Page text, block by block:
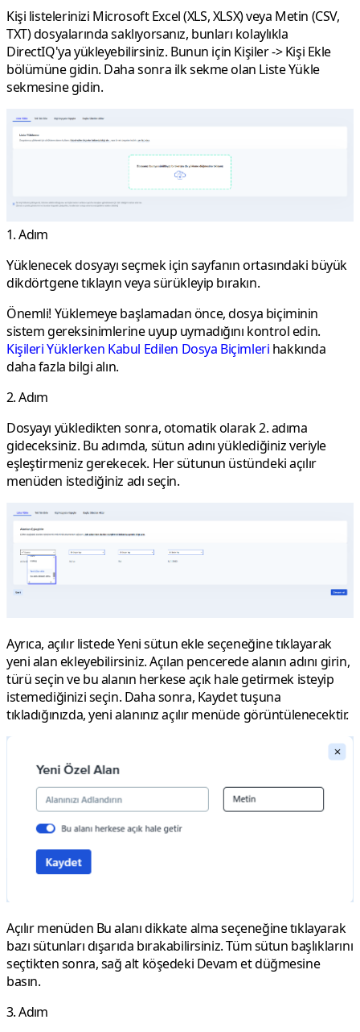
Kişi listelerinizi Microsoft Excel (XLS, XLSX) veya Metin (CSV,
TXT) dosyalarında saklıyorsanız, bunları kolaylıkla
DirectIQ'ya yükleyebilirsiniz. Bunun için Kişiler->Kişi Ekle
bölümüne gidin. Daha sonra ilk sekme olan Liste Yükle
sekmesine gidin.
1. Adım
Yüklenecek dosyayı seçmek için sayfanın ortasındaki büyük
dikdörtgene tıklayın veya sürükleyip bırakın.
Önemli! Yüklemeye başlamadan önce, dosya biçiminin
sistem gereksinimlerine uyup uymadığını kontrol edin.
Kişileri Yüklerken Kabul Edilen Dosya Biçimleri hakkında
daha fazla bilgi alın.
2. Adım
Dosyayı yükledikten sonra, otomatik olarak 2. adıma
gideceksiniz. Bu adımda, sütun adını yüklediğiniz veriyle
eşleştirmeniz gerekecek. Her sütunun üstündeki açılır
menüden istediğiniz adı seçin.
Ayrıca, açılır listedeYeni sütun ekleseçeneğine tıklayarak
yeni alan ekleyebilirsiniz. Açılan pencerede alanın adını girin,
türü seçin ve bu alanın herkese açık hale getirmek isteyip
istemediğinizi seçin. Daha sonra, Kaydettuşuna
tıkladığınızda, yeni alanınız açılır menüde görüntülenecektir.
Açılır menüden Bu alanı dikkate almaseçeneğine tıklayarak
bazı sütunları dışarıda bırakabilirsiniz. Tüm sütun başlıklarını
seçtikten sonra, sağ alt köşedeki Devam etdüğmesine
basın.
3. Adım